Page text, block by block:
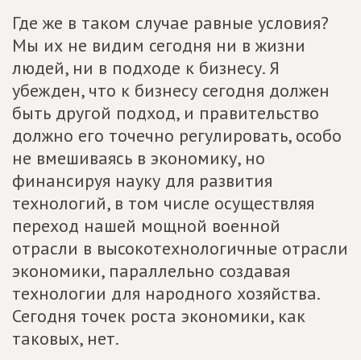
Где же в таком случае равные условия?
Мы их не видим сегодня ни в жизни
людей, ни в подходе к бизнесу. Я
убежден, что к бизнесу сегодня должен
быть другой подход, и правительство
должно его точечно регулировать, особо
не вмешиваясь в экономику, но
финансируя науку для развития
технологий, в том числе осуществляя
переход нашей мощной военной
отрасли в высокотехнологичные отрасли
экономики, параллельно создавая
технологии для народного хозяйства.
Сегодня точек роста экономики, как
таковых, нет.